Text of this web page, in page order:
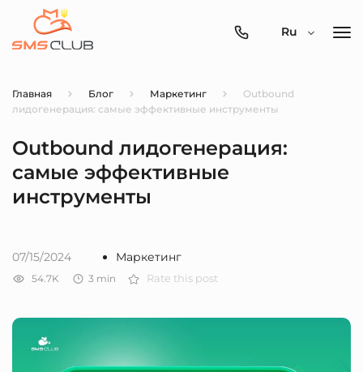
0800-
Ru
Главная Блог Маркетинг
Outbound
лидогенерация: самые эффективные инструменты
Outbound лидогенерация:
самые эффективные
инструменты
07/15/2024 Маркетинг
54.7K 3 min Rate this post